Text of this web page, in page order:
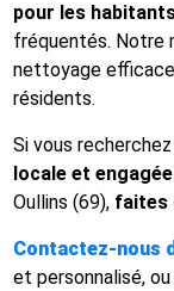
pour les
fréquentés. Notre
nettoyage
résidents.
Si vous
locale et engagée
Oullins (69), faites
Contactez-nous
et personnalisé,